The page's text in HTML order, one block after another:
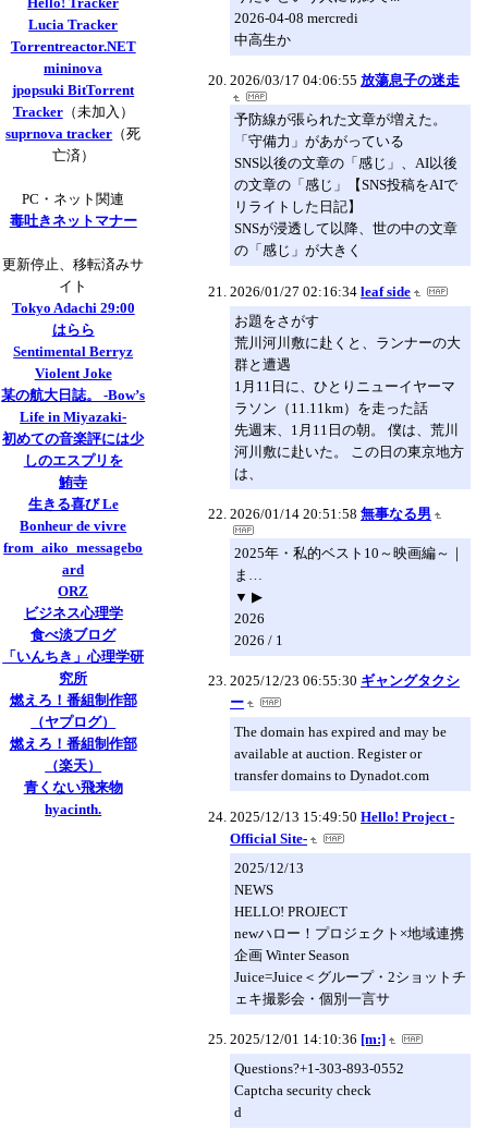
Lucia Tracker
Torrentreactor.NET
mininova
jpopsuki BitTorrent
Tracker（未加入）
suprnova tracker （死
亡済）
PC・ネット関連
毒吐きネットマナー
更新停止、移転済みサ
イト
Tokyo Adachi 29:00
はらら
Sentimental Berryz
Violent Joke
某の航大日誌。 -Bow’s
Life in Miyazaki-
初めての音楽評には少
しのエスプリを
鮪寺
生きる喜び Le
Bonheur de vivre
from_aiko_messagebo
ard
ORZ
ビジネス心理学
食べ淡ブログ
「いんちき」心理学研
究所
燃えろ！番組制作部
（ヤプログ）
燃えろ！番組制作部
（楽天）
青くない飛来物
hyacinth.
2026-04-08 mercredi
中高生か
2026/03/17 04:06:55 放蕩息子の迷走
予防線が張られた文章が増えた。
「守備力」があがっている
SNS以後の文章の「感じ」、AI以後
の文章の「感じ」【SNS投稿をAIで
リライトした日記】
SNSが浸透して以降、世の中の文章
の「感じ」が大きく
2026/01/27 02:16:34 leaf side
お題をさがす
荒川河川敷に赴くと、ランナーの大
群と遭遇
1月11日に、ひとりニューイヤーマ
ラソン（11.11km）を走った話
先週末、1月11日の朝。 僕は、荒川
河川敷に赴いた。 この日の東京地方
は、
2026/01/14 20:51:58 無事なる男
2025年・私的ベスト10～映画編～｜
ま…
▼ ▶
2026
2026 / 1
2025/12/23 06:55:30 ギャングタクシ
ー
The domain has expired and may be
available at auction. Register or
transfer domains to Dynadot.com
2025/12/13 15:49:50 Hello! Project -
Official Site-
2025/12/13
NEWS
HELLO! PROJECT
newハロー！プロジェクト×地域連携
企画 Winter Season
Juice=Juice＜グループ・2ショットチ
ェキ撮影会・個別一言サ
2025/12/01 14:10:36 [m:]
Questions?+1-303-893-0552
Captcha security check
d